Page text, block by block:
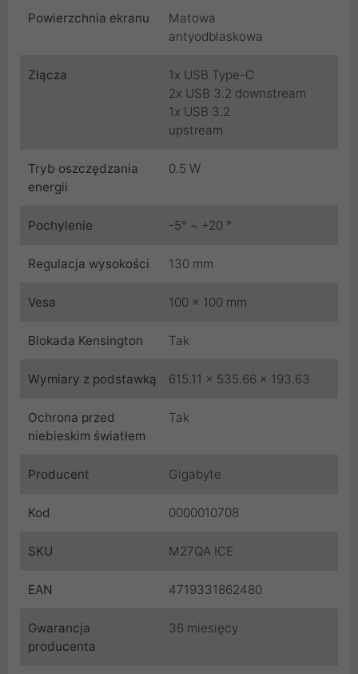
Powierzchnia ekranu
Matowa
antyodblaskowa
Złącza
1x USB Type-C
2x USB 3.2 downstream
1x USB 3.2
upstream
Tryb oszczędzania
energii
0.5 W
Pochylenie -5° ~ +20 °
Regulacja wysokości 130 mm
Vesa 100 x 100 mm
Blokada Kensington Tak
Wymiary z podstawką 615.11 x 535.66 x 193.63
Ochrona przed
niebieskim światłem
Tak
Producent Gigabyte
Kod 0000010708
SKU M27QA ICE
EAN 4719331862480
Gwarancja
producenta
36 miesięcy